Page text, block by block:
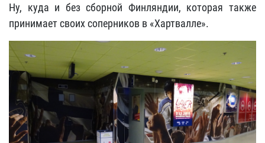
Ну, куда и без сборной Финляндии, которая также
принимает своих соперников в «Хартвалле».